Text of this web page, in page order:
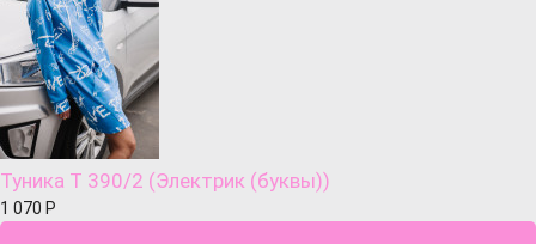
Туника Т 390/2 (Электрик (буквы))
1 070 Р